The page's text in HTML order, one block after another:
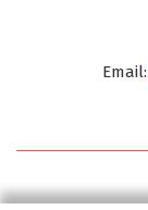
Email: